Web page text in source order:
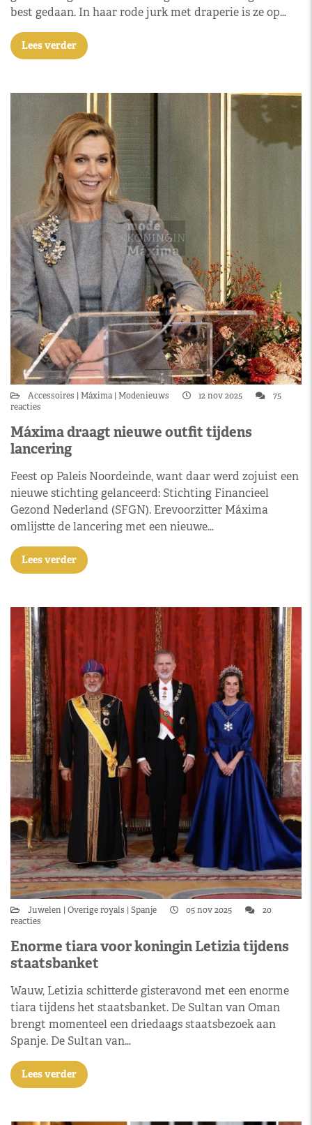
best gedaan. In haar rode jurk met draperie is ze op…
Lees verder
Accessoires Máxima Modenieuws 12 nov 2025
75
reacties
Máxima draagt nieuwe outfit tijdens
lancering
Feest op Paleis Noordeinde, want daar werd zojuist een
nieuwe stichting gelanceerd: Stichting Financieel
Gezond Nederland (SFGN). Erevoorzitter Máxima
omlijstte de lancering met een nieuwe…
Lees verder
Juwelen Overige royals Spanje 05 nov 2025
20
reacties
Enorme tiara voor koningin Letizia tijdens
staatsbanket
Wauw, Letizia schitterde gisteravond met een enorme
tiara tijdens het staatsbanket. De Sultan van Oman
brengt momenteel een driedaags staatsbezoek aan
Spanje. De Sultan van…
Lees verder